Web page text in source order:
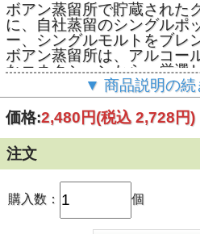
ボアン蒸留所で貯蔵された
に、自社蒸留のシングルポ
ー、シングルモルトをブレ
ボアン蒸留所は、アルコー
なコネクションから、厳選
ができます。
ハイクオリティな樽を使用
イスキーをリリースしてき
ウイスキーの伝統であるト
ポットスチル、シングルモ
ンのトリプルブレンド。バ
リー樽、PXシェリー樽のト
トーストされたオーク、キ
ーツと温かみのあるスパイ
厚でしっかりとした味わい。
▼ 商品説明の
価格:2,480円(税込 2,728円)
注文
購入数： 個